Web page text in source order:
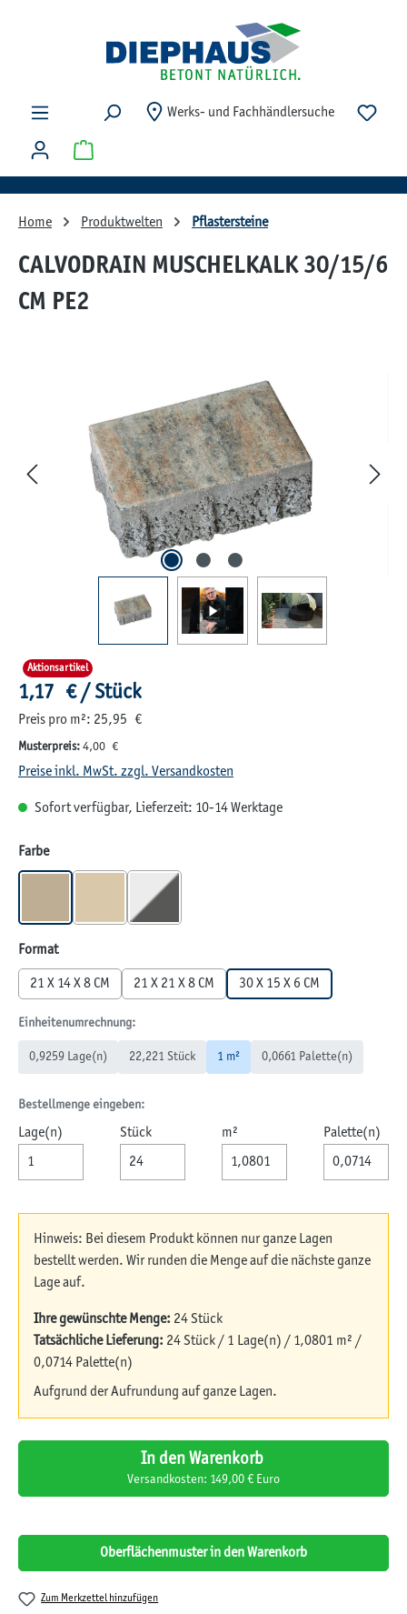
Werks- und Fachhändlersuche Du
Warenkorb enthält 0 Positionen. Der Gesamtwert
Home Produktwelten Pflastersteine
CALVODRAIN MUSCHELKALK 30/15/6
CM PE2
Aktionsartikel
Regulärer Preis:
1,17 € / Stück
Preis pro m²: 25,95 €
Musterpreis: 4,00 €
Preise inkl. MwSt. zzgl. Versandkosten
Sofort verfügbar, Lieferzeit: 10-14 Werktage
Farbeauswählen
SANDWEIß
Formatauswählen
21 X 14 X 8 CM 21 X 21 X 8 CM 30 X 15 X 6 CM
Einheitenumrechnung:
0,9259 Lage(n) 22,221 Stück 1 m² 0,0661 Palette(n)
Bestellmenge eingeben:
Lage(n) Stück m² Palette(n)
Hinweis: Bei diesem Produkt können nur ganze Lagen
bestellt werden. Wir runden die Menge auf die nächste ganze
Lage auf.
Ihre gewünschte Menge: 24 Stück
Tatsächliche Lieferung: 24 Stück / 1 Lage(n) / 1,0801 m² /
0,0714 Palette(n)
Aufgrund der Aufrundung auf ganze Lagen.
In den Warenkorb
Versandkosten: 149,00 € Euro
Oberflächenmuster in den Warenkorb
Zum Merkzettel hinzufügen